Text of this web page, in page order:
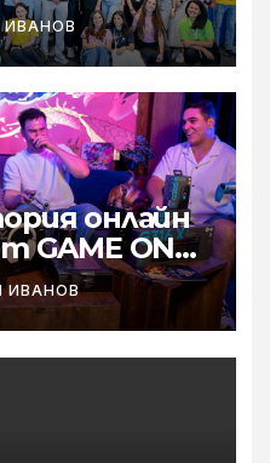
на
с
Великов
ИВАНОВ
онлайн
GAME ON
Kriskata
ИВАНОВ